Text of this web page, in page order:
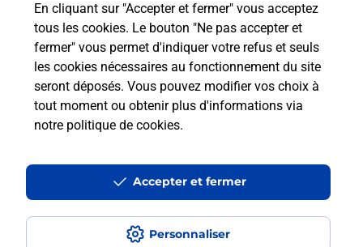
En cliquant sur "Accepter et fermer" vous acceptez
tous les cookies. Le bouton "Ne pas accepter et
fermer" vous permet d'indiquer votre refus et seuls
les cookies nécessaires au fonctionnement du site
seront déposés. Vous pouvez modifier vos choix à
tout moment ou obtenir plus d'informations via
notre politique de cookies.
Personnaliser
Accepter et fermer
Bouches-du-Rhône
MARSEILLE L ESTAQUE
Accessibilité : partiellement conforme
Conditions contractuelles